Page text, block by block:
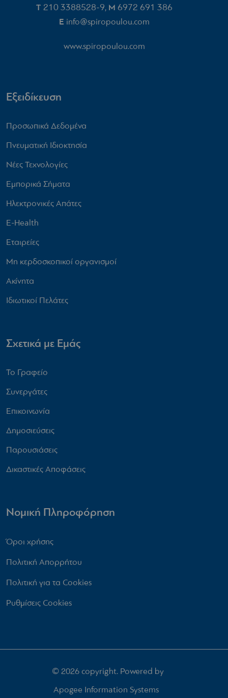
T 210 3388528-9, M 6972 691 386‬
E info@spiropoulou.com
www.spiropoulou.com
Εξειδίκευση
Προσωπικά Δεδομένα
Πνευματική Ιδιοκτησία
Νέες Τεχνολογίες
Εμπορικά Σήματα
Ηλεκτρονικές Απάτες
E-Health
Εταιρείες
Μη κερδοσκοπικοί οργανισμοί
Ακίνητα
Ιδιωτικοί Πελάτες
Σχετικά με Εμάς
Το Γραφείο
Συνεργάτες
Επικοινωνία
Δημοσιεύσεις
Παρουσιάσεις
Δικαστικές Αποφάσεις
Νομική Πληροφόρηση
Όροι χρήσης
Πολιτική Απορρήτου
Πολιτική για τα Cookies
Ρυθμίσεις Cookies
© 2026 copyright. Powered by
Apogee Information Systems